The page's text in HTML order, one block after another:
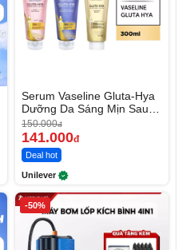
Serum Vaseline Gluta-Hya
Dưỡng Da Sáng Mịn Sau 7
Ngày
150.000đ
141.000đ
Deal hot
Unilever
-50%